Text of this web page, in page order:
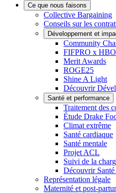
Ce que nous faisons
Collective Bargaining
Conseils sur les
Développement et
Community
FIFPRO x
Merit Awards
ROGE25
Shine A Light
Découvrir
Santé et performance
Traitement des
Étude Drake
Climat extrême
Santé cardiaque
Santé mentale
Projet ACL
Suivi de la
Découvrir
Représentation légale
Maternité et post-